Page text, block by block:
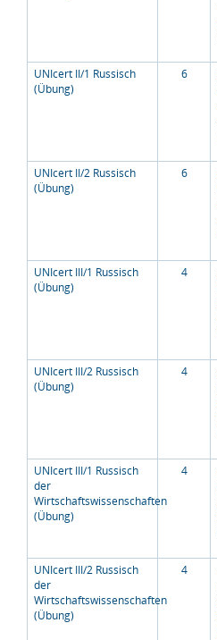
UNIcert II/1 Russisch
(Übung)
6
UNIcert II/2 Russisch
(Übung)
6
UNIcert III/1 Russisch
(Übung)
4
UNIcert III/2 Russisch
(Übung)
4
UNIcert III/1 Russisch
der
Wirtschaftswissenschaften
(Übung)
4
UNIcert III/2 Russisch
der
Wirtschaftswissenschaften
(Übung)
4